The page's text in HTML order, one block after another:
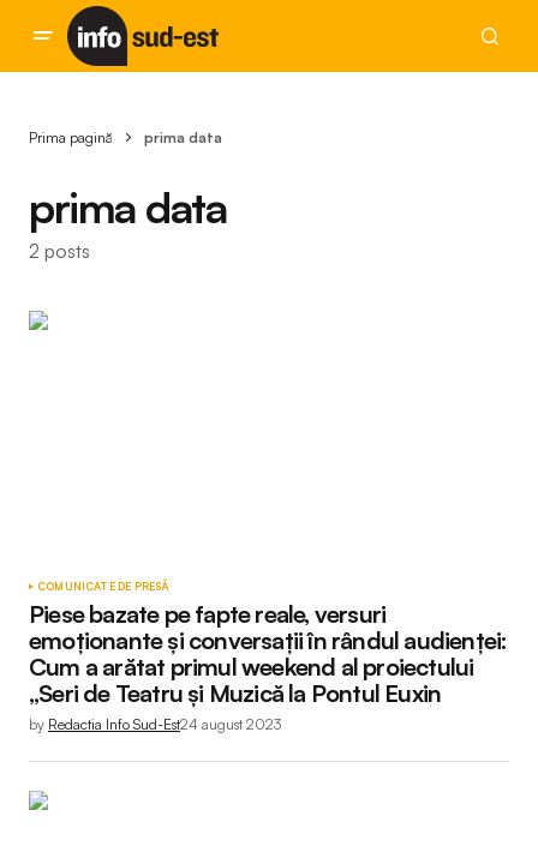
Prima pagină prima data
prima data
2 posts
COMUNICATE DE PRESĂ
Piese bazate pe fapte reale, versuri
emoționante și conversații în rândul audienței:
Cum a arătat primul weekend al proiectului
„Seri de Teatru și Muzică la Pontul Euxin
by Redactia Info Sud-Est24 august 2023